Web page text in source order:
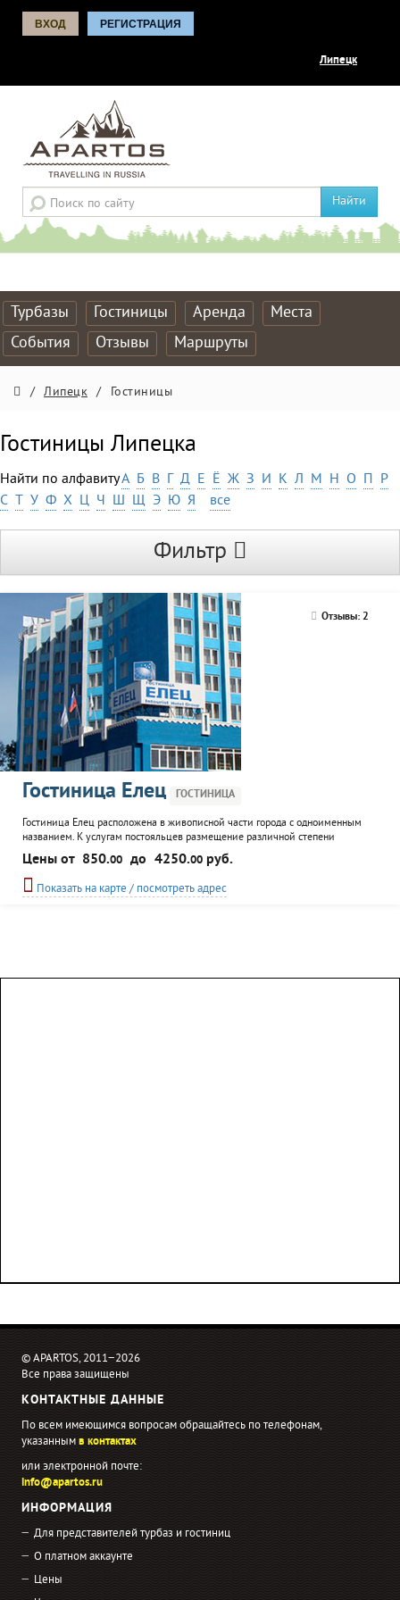
ВХОД РЕГИСТРАЦИЯ
Липецк
Найти
Турбазы Гостиницы Аренда
Места
События
Отзывы Маршруты
/ Липецк / Гостиницы
Гостиницы Липецка
Найти по алфавитуА Б В Г Д Е Ё Ж З И К Л М Н О П Р
С Т У Ф Х Ц Ч Ш Щ Э Ю Я все
Фильтр
Отзывы: 2
Гостиница Елец ГОСТИНИЦА
Гостиница Елец расположена в живописной части города с одноименным
названием. К услугам постояльцев размещение различной степени
комфортности, от скромных номеров эконом-класса до трехкомнатных
апартаментов. Для гостей города предусмотрены различные экскурсионные
программы, информационное сопровождение, в здании гостиницы есть
косметический кабинет и фотостудия.
Цены от 850.00 до 4250.00 руб.
Показать на карте / посмотреть адрес
© APARTOS, 2011−2026
Все права защищены
КОНТАКТНЫЕ ДАННЫЕ
По всем имеющимся вопросам обращайтесь по телефонам,
указаннымв контактах
или электронной почте:
info@apartos.ru
ИНФОРМАЦИЯ
Для представителей турбаз и гостиниц
О платном аккаунте
Цены